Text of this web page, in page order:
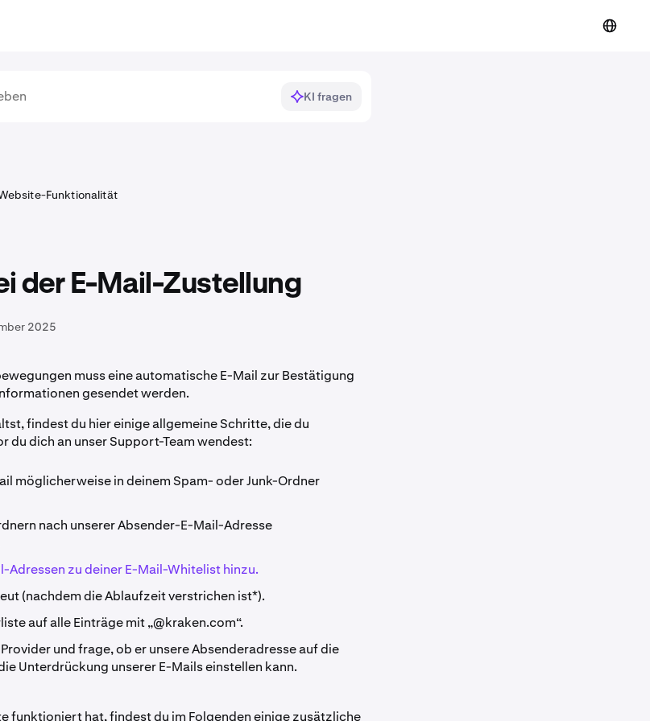
KI fragen
Funktionalität
der E-Mail-Zustellung
2025
muss eine automatische E-Mail zur Bestätigung
gesendet werden.
findest du hier einige allgemeine Schritte, die du
du dich an unser Support-Team wendest:
möglicherweise in deinem Spam- oder Junk-Ordner
nach unserer Absender-E-Mail-Adresse
Adressen zu deiner E-Mail-Whitelist hinzu.
(nachdem die Ablaufzeit verstrichen ist*).
auf alle Einträge mit „@kraken.com“.
und frage, ob er unsere Absenderadresse auf die
Unterdrückung unserer E-Mails einstellen kann.
funktioniert hat, findest du im Folgenden einige zusätzliche